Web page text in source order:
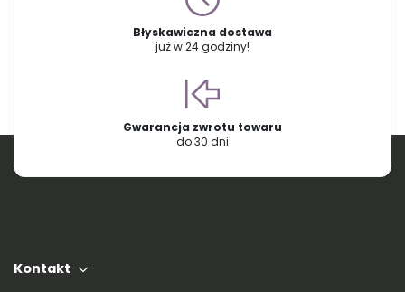
Błyskawiczna dostawa
już w 24 godziny!
Gwarancja zwrotu towaru
do 30 dni
Kontakt